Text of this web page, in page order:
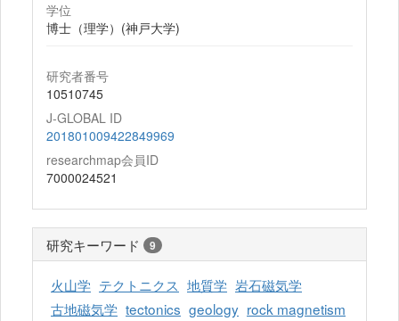
学位
博士（理学）(神戸大学)
研究者番号
10510745
J-GLOBAL ID
201801009422849969
researchmap会員ID
7000024521
研究キーワード 9
火山学 テクトニクス 地質学 岩石磁気学
古地磁気学 tectonics geology rock magnetism